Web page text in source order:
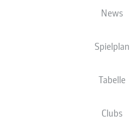
News
Spielplan
Tabelle
Clubs